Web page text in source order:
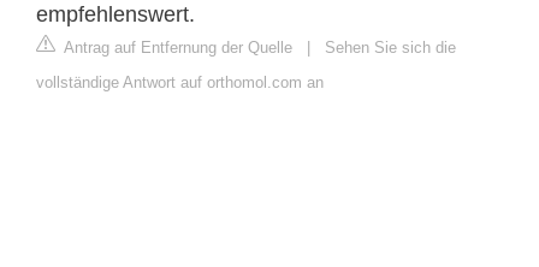
empfehlenswert.
Antrag auf Entfernung der Quelle | Sehen Sie sich die
vollständige Antwort auf orthomol.com an